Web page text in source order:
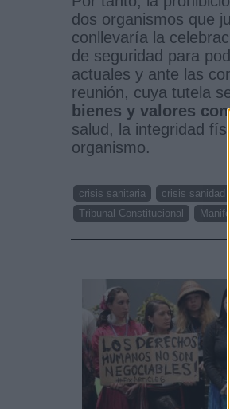
dos organismos que
conllevaría la
de seguridad para
actuales y ante las
reunión, cuya tutela
bienes y valores
salud, la integridad
organismo.
crisis sanitaria crisis sanidad
Tribunal Constitucional